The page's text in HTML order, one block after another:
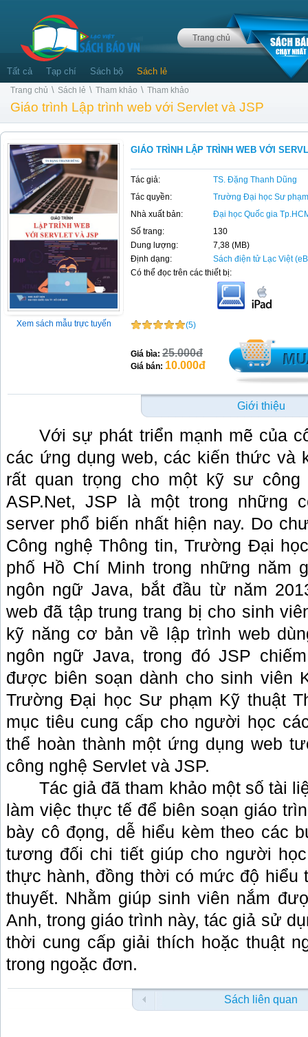
Trang chủ
Tất cả Tạp chí Sách bộ Sách lẻ
Trang chủ \ Sách lẻ \ Tham khảo \ Tham khảo
Giáo trình Lập trình web với Servlet và JSP
Xem sách mẫu trực tuyến
GIÁO TRÌNH LẬP TRÌNH WEB VỚI
Tác giả:
TS. Đặng Thanh Dũng
Tác quyền:
Trường Đại học Sư
Nhà xuất bản:
Đại học Quốc gia
Số trang:
130
Dung lượng:
7,38 (MB)
Định dạng:
Sách điện tử Lạc Việt
Có thể đọc trên các thiết bị:
(5)
Giá bìa: 25.000đ
Giá bán: 10.000đ
Giới thiệu
Với sự phát triển mạnh mẽ của
các ứng dụng web, các kiến thức và
rất quan trọng cho một kỹ sư
ASP.Net, JSP là một trong những
server phổ biến nhất hiện nay. Do
Công nghệ Thông tin, Trường Đại
phố Hồ Chí Minh trong những năm
ngôn ngữ Java, bắt đầu từ năm
web đã tập trung trang bị cho sinh
kỹ năng cơ bản về lập trình web
ngôn ngữ Java, trong đó JSP
được biên soạn dành cho sinh viên
Trường Đại học Sư phạm Kỹ thuật
mục tiêu cung cấp cho người học
thể hoàn thành một ứng dụng web
công nghệ Servlet và JSP.
Tác giả đã tham khảo một số tài
làm việc thực tế để biên soạn giáo
bày cô đọng, dễ hiểu kèm theo các
tương đối chi tiết giúp cho người
thực hành, đồng thời có mức độ
thuyết. Nhằm giúp sinh viên nắm
Anh, trong giáo trình này, tác giả sử
thời cung cấp giải thích hoặc thuật
trong ngoặc đơn.
Sách liên quan